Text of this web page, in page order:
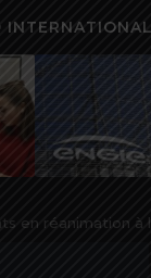
INTERNATIONAL
en réanimation à